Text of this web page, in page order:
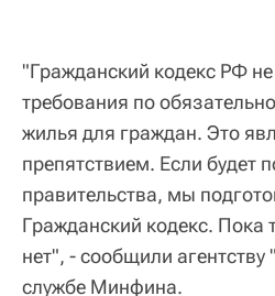
"Гражданский кодекс РФ
требования по
жилья для граждан. Это
препятствием. Если будет
правительства, мы
Гражданский кодекс. Пока
нет", - сообщили
службе Минфина.